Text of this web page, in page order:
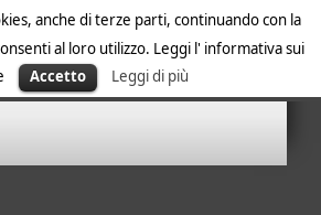
anche di terze parti, continuando con la
al loro utilizzo. Leggi l' informativa sui
Accetto Leggi di più